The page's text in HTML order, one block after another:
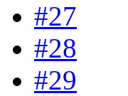
#27
#28
#29